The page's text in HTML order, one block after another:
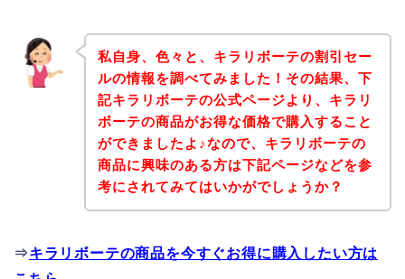
私自身、色々と、キラリボーテの割引セー
ルの情報を調べてみました！その結果、下
記キラリボーテの公式ページより、キラリ
ボーテの商品がお得な価格で購入すること
ができましたよ♪なので、キラリボーテの
商品に興味のある方は下記ページなどを参
考にされてみてはいかがでしょうか？
⇒キラリボーテの商品を今すぐお得に購入したい方は